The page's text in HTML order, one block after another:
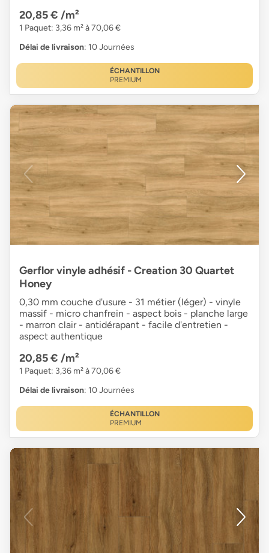
20,85 € /m²
1 Paquet: 3,36 m² à 70,06 €
Délai de livraison: 10 Journées
ÉCHANTILLON
PREMIUM
Gerflor vinyle adhésif - Creation 30 Quartet
Honey
0,30 mm couche d'usure - 31 métier (léger) - vinyle
massif - micro chanfrein - aspect bois - planche large
- marron clair - antidérapant - facile d'entretien -
aspect authentique
20,85 € /m²
1 Paquet: 3,36 m² à 70,06 €
Délai de livraison: 10 Journées
ÉCHANTILLON
PREMIUM